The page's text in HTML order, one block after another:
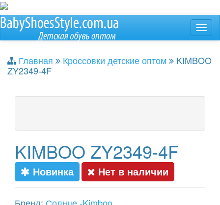
Главная Кроссовки детские оптом
KIMBOO
ZY2349-4F
KIMBOO ZY2349-4F
Новинка Нет в наличии